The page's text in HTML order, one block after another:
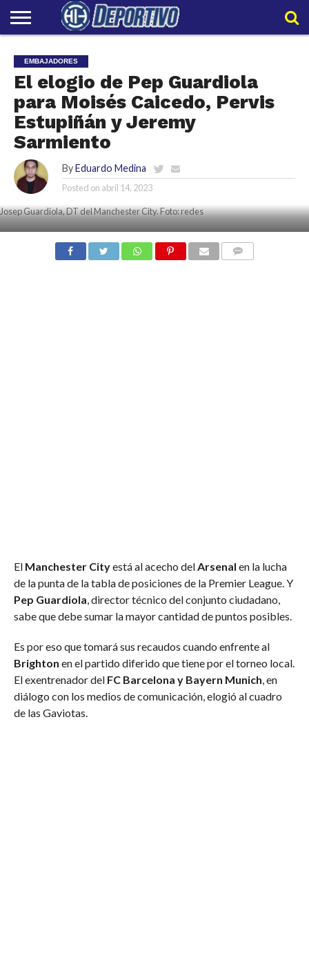
NACIONAL
INTERNACIONAL
EMBAJADORES
POLIDEPORTIVO
POLÍTICAS
DE
PRIVACIDAD
CONTACTO
HIT
EQUIPO
HIT
EMBAJADORES
El elogio de Pep Guardiola
para Moisés Caicedo, Pervis
Estupiñán y Jeremy
Sarmiento
By Eduardo Medina
Posted on abril 14, 2023
Josep Guardiola, DT del Manchester City. Foto: redes
El Manchester Cityestá al acecho delArsenal en la lucha
de la punta de la tabla de posiciones de la Premier League. Y
Pep Guardiola, director técnico del conjunto ciudadano,
sabe que debe sumar la mayor cantidad de puntos posibles.
Es por eso que tomará sus recaudos cuando enfrente al
Brighton en el partido diferido que tiene por el torneo local.
El exentrenador del FC Barcelona y Bayern Munich, en
diálogo con los medios de comunicación, elogió al cuadro
de las Gaviotas.